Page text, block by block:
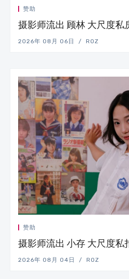
赞助
摄影师流出 顾林 大尺度私
2026年 08月 06日 ROZ
赞助
摄影师流出 小存 大尺度私
2026年 08月 04日 ROZ